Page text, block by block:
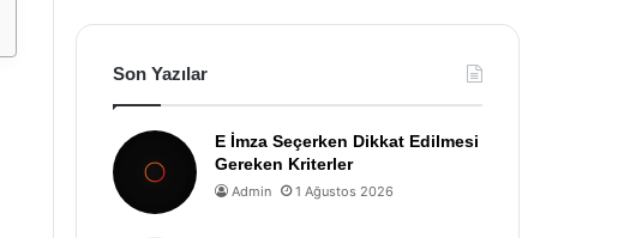
Son Yazılar
E İmza Seçerken Dikkat Edilmesi
Gereken Kriterler
Admin 1 Ağustos 2026